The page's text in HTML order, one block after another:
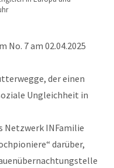
No. 7 am 02.04.2025
der einen
Ungleichheit in
Netzwerk INFamilie
darüber,